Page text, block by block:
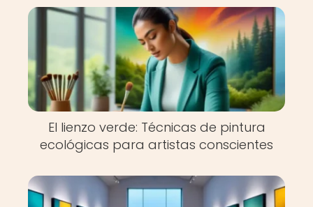
El lienzo verde: Técnicas de pintura
ecológicas para artistas conscientes